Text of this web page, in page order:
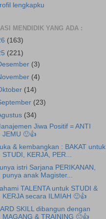
lengkapku
MENDIDIK YANG ADA :
(163)
(221)
(3)
(4)
(14)
(23)
(34)
Jiwa Positif = ANTI
JEMU 🙂👍
& kembangkan : BAKAT untuk
STUDI, KERJA, PER...
istri Sarjana PERIKANAN,
punya anak Magister...
TALENTA untuk STUDI &
KERJA secara ILMIAH 🙂👍
SKILL dibangun dengan
MAGANG & TRAINING 🙂👍